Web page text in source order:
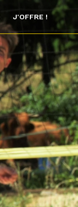
J'OFFRE !